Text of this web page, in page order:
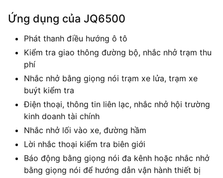
Ứng dụng của JQ6500
Phát thanh điều hướng ô tô
Kiểm tra giao thông đường bộ, nhắc nhở trạm thu
phí
Nhắc nhở bằng giọng nói trạm xe lửa, trạm xe
buýt kiểm tra
Điện thoại, thông tin liên lạc, nhắc nhở hội trường
kinh doanh tài chính
Nhắc nhở lối vào xe, đường hầm
Lời nhắc thoại kiểm tra biên giới
Báo động bằng giọng nói đa kênh hoặc nhắc nhở
bằng giọng nói để hướng dẫn vận hành thiết bị